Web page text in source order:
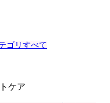
ゴリすべて
ケア